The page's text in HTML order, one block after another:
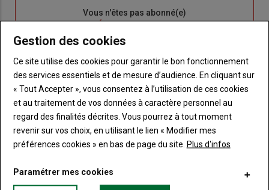
titre
Vous n'êtes pas abonné(e)
TITRE CRÉEZ UN COMPTE
BodyChoisissez votre formule et créez votre
compte pour accéder à tout Terre de
Touraine.
Créez un compte
Gestion des cookies
Ce site utilise des cookies pour garantir le bon fonctionnement
des services essentiels et de mesure d’audience. En cliquant sur
« Tout Accepter », vous consentez à l’utilisation de ces cookies
et au traitement de vos données à caractère personnel au
regard des finalités décrites. Vous pourrez à tout moment
revenir sur vos choix, en utilisant le lien « Modifier mes
préférences cookies » en bas de page du site. Plus d'infos
Paramétrer mes cookies